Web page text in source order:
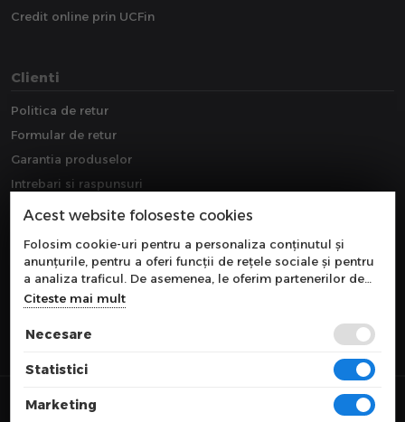
Credit online prin UCFin
Clienti
Politica de retur
Formular de retur
Garantia produselor
Intrebari si raspunsuri
Downloads
Acest website foloseste cookies
Folosim cookie-uri pentru a personaliza conținutul și
anunțurile, pentru a oferi funcții de rețele sociale și pentru
a analiza traficul. De asemenea, le oferim partenerilor de
rețele sociale, de publicitate și de analize informații cu
privire la modul în care folosiți site-ul nostru. Aceștia le
pot combina cu alte informații oferite de dvs. sau culese în
Citeste mai mult
Necesare
Statistici
Marketing